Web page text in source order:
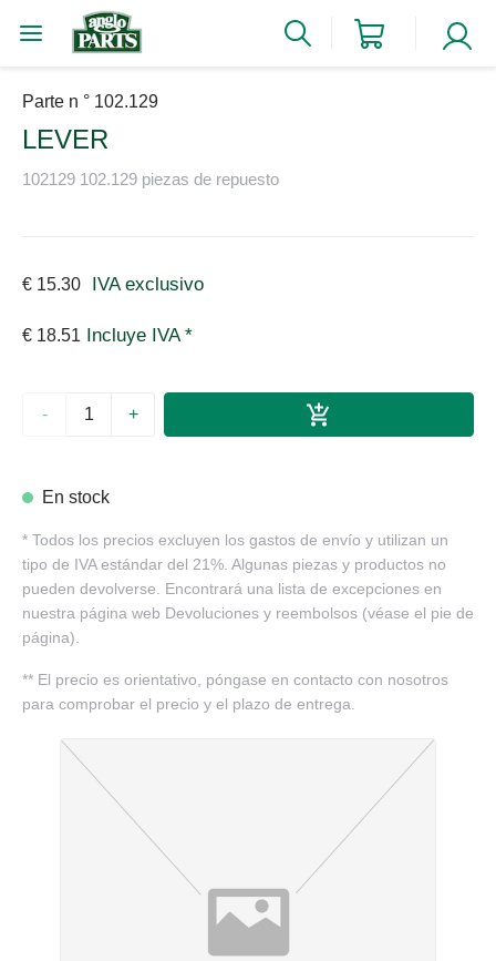
Parte n ° 102.129
LEVER
102129 102.129 piezas de repuesto
€ 15.30 IVA exclusivo
€ 18.51 Incluye IVA *
- +
En stock
* Todos los precios excluyen los gastos de envío y utilizan un
tipo de IVA estándar del 21%. Algunas piezas y productos no
pueden devolverse. Encontrará una lista de excepciones en
nuestra página web Devoluciones y reembolsos (véase el pie de
página).
** El precio es orientativo, póngase en contacto con nosotros
para comprobar el precio y el plazo de entrega.